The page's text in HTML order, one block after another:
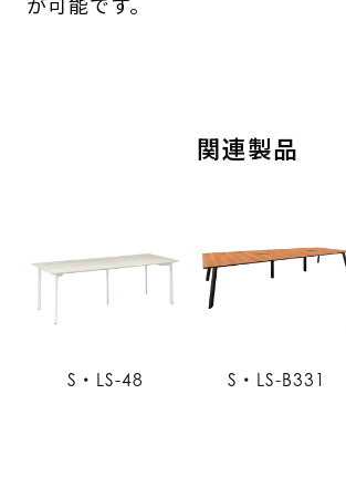
関連製品
S・LS-48 S・LS-B331